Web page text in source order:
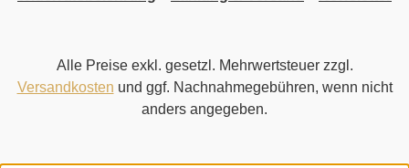
Alle Preise exkl. gesetzl. Mehrwertsteuer zzgl.
Versandkosten und ggf. Nachnahmegebühren, wenn nicht
anders angegeben.